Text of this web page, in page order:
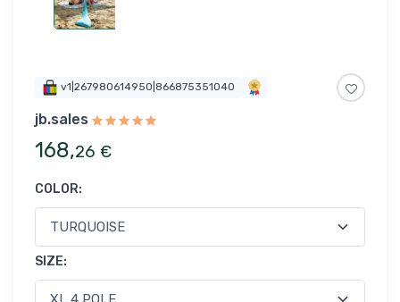
v1|267980614950|866875351040
jb.sales
168,26 €
COLOR:
SIZE: